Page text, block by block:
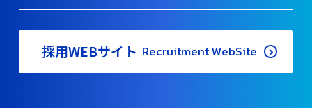
採用WEBサイト Recruitment WebSite